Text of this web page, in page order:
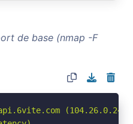
de base (nmap -F
(104.26.0.241)